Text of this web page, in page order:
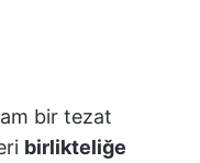
bir tezat
birlikteliğe